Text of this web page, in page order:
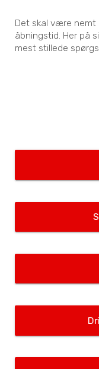
Det skal være
åbningstid. Her på
mest stillede